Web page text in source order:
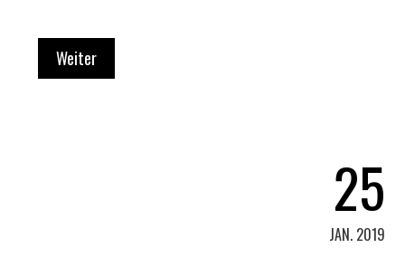
Weiter
25
JAN. 2019